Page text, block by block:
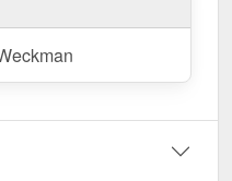
| 20 x 25 cm | 85°
voor uw project &
levering!